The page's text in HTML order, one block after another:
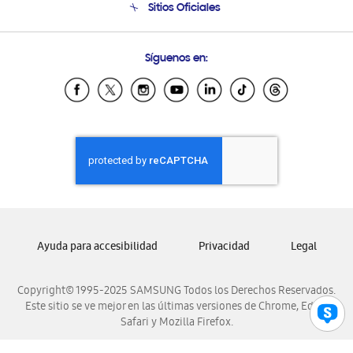
Condiciones de Compra
Soporte vía eMail
Sitios Oficiales
Samsung Ecuador
Samsung El Salvador
Samsung Honduras
Samsung Nicaragua
Samsung Panamá
Samsung Venezuela
Síguenos en:
Copyright© 1995-2025 SAMSUNG Todos los Derechos Reservados.
Este sitio se ve mejor en las últimas versiones de Chrome, Edge,
Safari y Mozilla Firefox.
Ayuda para accesibilidad Privacidad Legal